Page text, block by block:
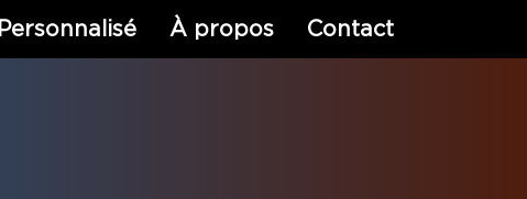
Personnalisé À propos Contact